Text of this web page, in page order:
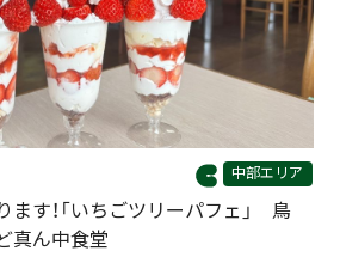
中部エリア
ます！「いちごツリーパフェ」 鳥
真ん中食堂